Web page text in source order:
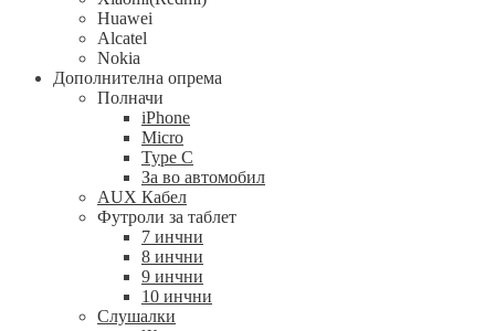
Huawei
Alcatel
Nokia
Дополнителна опрема
Полначи
iPhone
Micro
Type C
За во автомобил
AUX Кабел
Футроли за таблет
7 инчни
8 инчни
9 инчни
10 инчни
Слушалки